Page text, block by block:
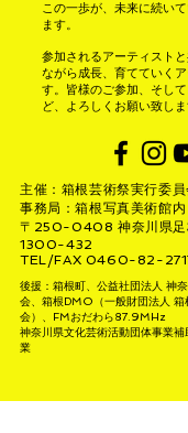
この一歩が、未来に続い
ます。
参加されるアーティスト
ながら成長、育てていく
す。皆様のご参加、そし
ど、よろしくお願い致しま
主催：箱根芸術祭実行委員
事務局：箱根写真美術館内
〒250-0408 神奈川県足
1300-432
TEL/FAX 0460-82-
後援：箱根町、公益社団法人 神
会、箱根DMO（一般財団法人 箱
会）、FMおだわら87.9MHz
神奈川県文化芸術活動団体事業補
業